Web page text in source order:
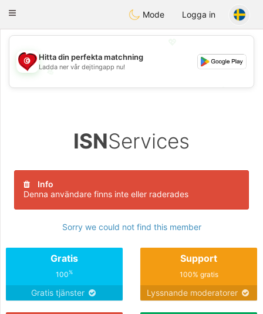
Tunisia Dating
Toggle
Mode Logga in
💖
💕
Hitta din perfekta matchning
Ladda ner vår dejtingapp nu!
ISNServices
Info
Denna användare finns inte eller raderades
Sorry we could not find this member
Gratis
100%
Gratis tjänster
Support
100% gratis
Lyssnande moderatorer